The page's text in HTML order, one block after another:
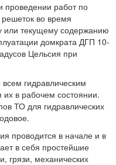
проведении работ по
во время
или текущему содержанию
домкрата ДГП 10-
Цельсия при
гидравлическим
в рабочем состоянии.
ТО для гидравлических
проводится в начале и в
в себя простейшие
грязи, механических